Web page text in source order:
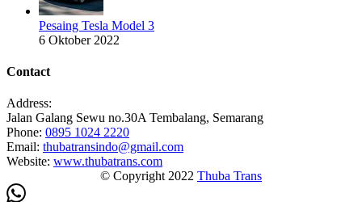
Pesaing Tesla Model 3
6 Oktober 2022
Contact
Address:
Jalan Galang Sewu no.30A Tembalang, Semarang
Phone: 0895 1024 2220
Email: thubatransindo@gmail.com
Website: www.thubatrans.com
© Copyright 2022 Thuba Trans